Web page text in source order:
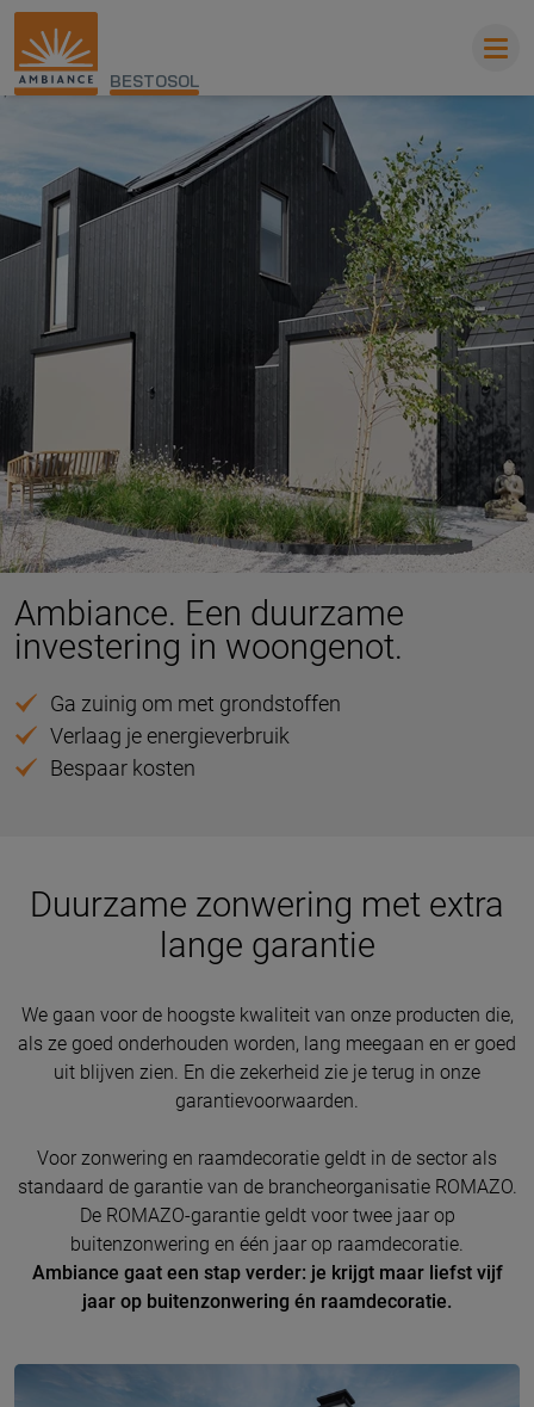
BESTOSOL
Ambiance. Een duurzame
investering in woongenot.
Ga zuinig om met grondstoffen
Verlaag je energieverbruik
Bespaar kosten
Duurzame zonwering met extra
lange garantie
We gaan voor de hoogste kwaliteit van onze producten die,
als ze goed onderhouden worden, lang meegaan en er goed
uit blijven zien. En die zekerheid zie je terug in onze
garantievoorwaarden.
Voor zonwering en raamdecoratie geldt in de sector als
standaard de garantie van de brancheorganisatie ROMAZO.
De ROMAZO-garantie geldt voor twee jaar op
buitenzonwering en één jaar op raamdecoratie.
Ambiance gaat een stap verder: je krijgt maar liefst vijf
jaar op buitenzonwering én raamdecoratie.